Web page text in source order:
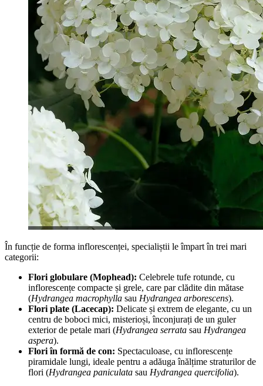
În funcție de forma inflorescenței, specialiștii le împart în trei mari
categorii:
Flori globulare (Mophead): Celebrele tufe rotunde, cu
inflorescențe compacte și grele, care par clădite din mătase
(Hydrangea macrophylla sau Hydrangea arborescens).
Flori plate (Lacecap): Delicate și extrem de elegante, cu un
centru de boboci mici, misterioși, înconjurați de un guler
exterior de petale mari (Hydrangea serrata sau Hydrangea
aspera).
Flori în formă de con: Spectaculoase, cu inflorescențe
piramidale lungi, ideale pentru a adăuga înălțime straturilor de
flori (Hydrangea paniculata sau Hydrangea quercifolia).